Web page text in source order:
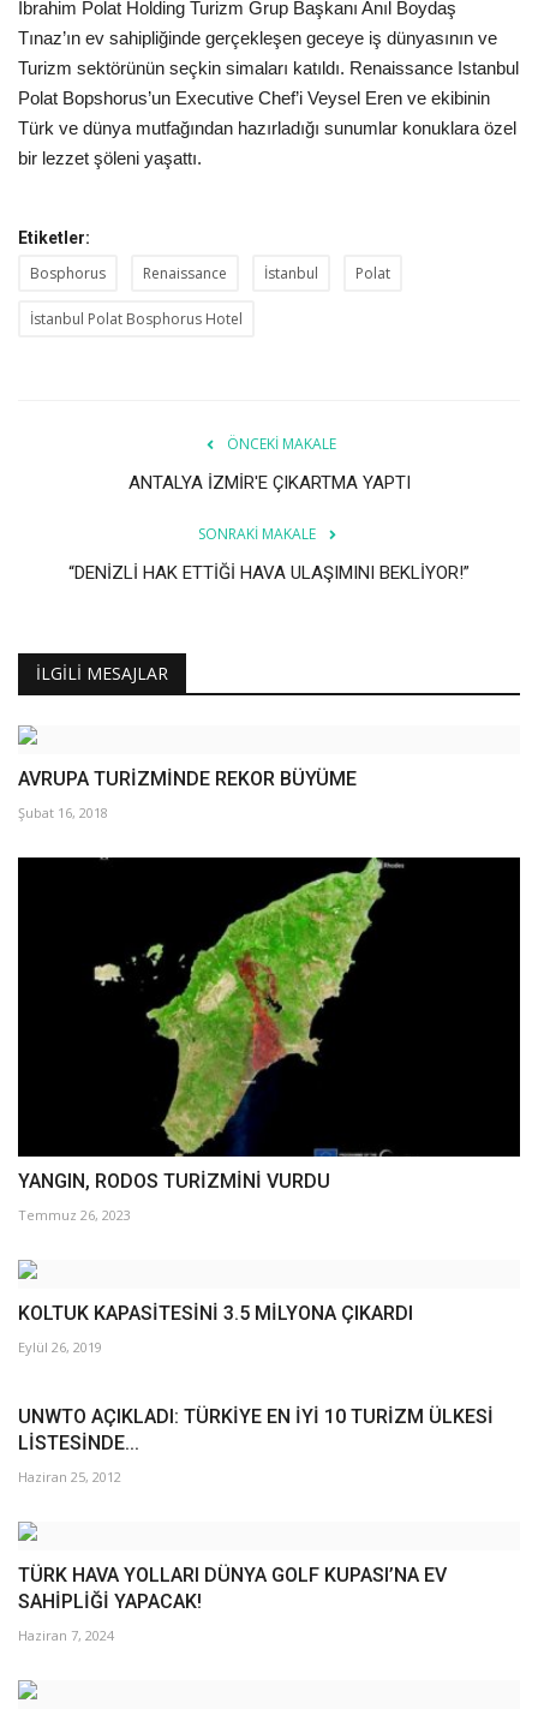
Köşe Yazarları
Galeri
İbrahim Polat Holding Turizm Grup Başkanı Anıl Boydaş
Tınaz’ın ev sahipliğinde gerçekleşen geceye iş dünyasının ve
Turizm sektörünün seçkin simaları katıldı. Renaissance Istanbul
Polat Bopshorus’un Executive Chef’i Veysel Eren ve ekibinin
Türk ve dünya mutfağından hazırladığı sunumlar konuklara özel
bir lezzet şöleni yaşattı.
Etiketler:
Bosphorus Renaissance İstanbul Polat
İstanbul Polat Bosphorus Hotel
ÖNCEKI MAKALE
ANTALYA İZMİR'E ÇIKARTMA YAPTI
SONRAKI MAKALE
“DENİZLİ HAK ETTİĞİ HAVA ULAŞIMINI BEKLİYOR!”
İLGILI MESAJLAR
AVRUPA TURİZMİNDE REKOR BÜYÜME
Şubat 16, 2018
YANGIN, RODOS TURİZMİNİ VURDU
Temmuz 26, 2023
KOLTUK KAPASİTESİNİ 3.5 MİLYONA ÇIKARDI
Eylül 26, 2019
UNWTO AÇIKLADI: TÜRKİYE EN İYİ 10 TURİZM ÜLKESİ
LİSTESİNDE...
Haziran 25, 2012
TÜRK HAVA YOLLARI DÜNYA GOLF KUPASI’NA EV
SAHİPLİĞİ YAPACAK!
Haziran 7, 2024